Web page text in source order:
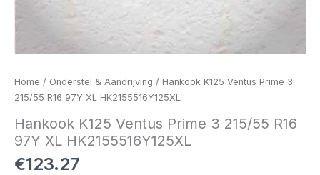
Home / Onderstel & Aandrijving / Hankook K125 Ventus Prime 3
215/55 R16 97Y XL HK2155516Y125XL
Hankook K125 Ventus Prime 3 215/55 R16
97Y XL HK2155516Y125XL
€123.27